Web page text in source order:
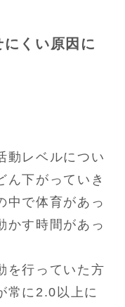
くい原因に
動レベルについ
ん下がっていき
中で体育があっ
かす時間があっ
を行っていた方
常に2.0以上に